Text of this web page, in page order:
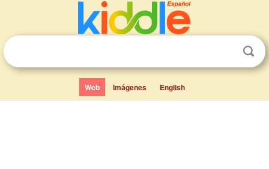
Web Imágenes English